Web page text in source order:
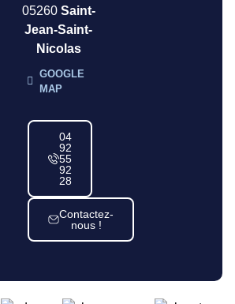
05260 Saint-
Jean-Saint-
Nicolas
GOOGLE
MAP
04
92
55
92
28
Contactez-
nous !